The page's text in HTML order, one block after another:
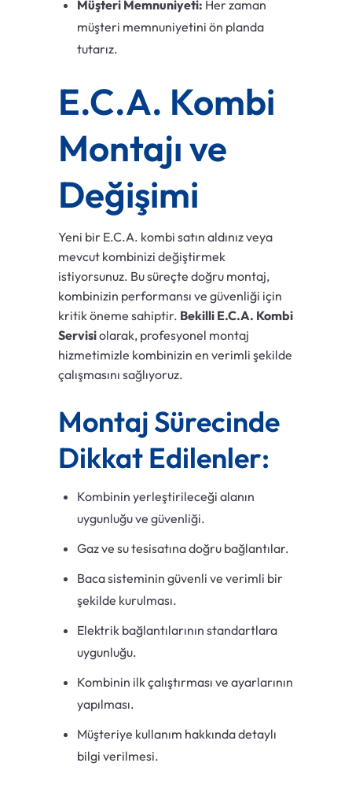
Müşteri Memnuniyeti: Her zaman
müşteri memnuniyetini ön planda
tutarız.
E.C.A. Kombi
Montajı ve
Değişimi
Yeni bir E.C.A. kombi satın aldınız veya
mevcut kombinizi değiştirmek
istiyorsunuz. Bu süreçte doğru montaj,
kombinizin performansı ve güvenliği için
kritik öneme sahiptir. Bekilli E.C.A. Kombi
Servisiolarak, profesyonel montaj
hizmetimizle kombinizin en verimli şekilde
çalışmasını sağlıyoruz.
Montaj Sürecinde
Dikkat Edilenler:
Kombinin yerleştirileceği alanın
uygunluğu ve güvenliği.
Gaz ve su tesisatına doğru bağlantılar.
Baca sisteminin güvenli ve verimli bir
şekilde kurulması.
Elektrik bağlantılarının standartlara
uygunluğu.
Kombinin ilk çalıştırması ve ayarlarının
yapılması.
Müşteriye kullanım hakkında detaylı
bilgi verilmesi.